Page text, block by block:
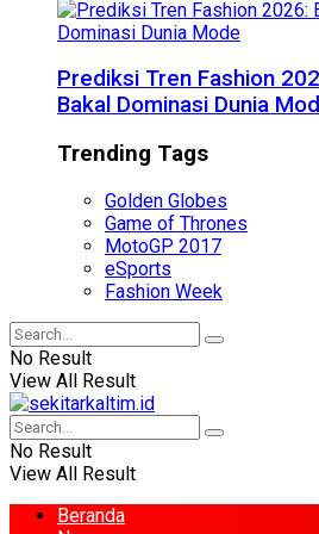
Prediksi Tren Fashion
Bakal Dominasi Dunia
Trending Tags
Golden Globes
Game of Thrones
MotoGP 2017
eSports
Fashion Week
No Result
View All Result
No Result
View All Result
Beranda